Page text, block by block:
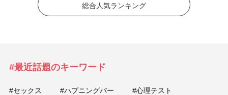
総合人気ランキング
#最近話題のキーワード
#セックス #ハプニングバー #心理テスト